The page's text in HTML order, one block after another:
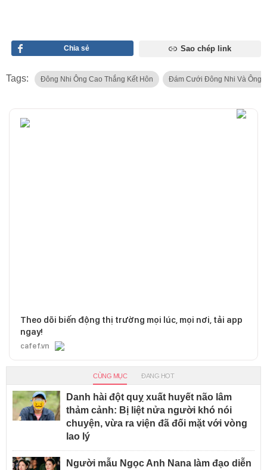
Chia sẻ Sao chép link
Tags: Đông Nhi Ông Cao Thắng Kết Hôn Đám Cưới Đông Nhi Và Ông
Theo dõi biến động thị trường mọi lúc, mọi nơi, tải app
ngay!
cafef.vn
CÙNG MỤC ĐANG HOT
Danh hài đột quỵ xuất huyết não lâm
thảm cảnh: Bị liệt nửa người khó nói
chuyện, vừa ra viện đã đối mặt với vòng
lao lý
Người mẫu Ngọc Anh Nana làm đạo diễn